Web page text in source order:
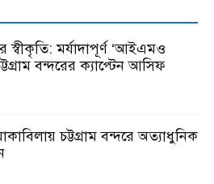
মর্যাদাপূর্ণ ‘আইএমও
বন্দরের ক্যাপ্টেন আসিফ
চট্টগ্রাম বন্দরে অত্যাধুনিক